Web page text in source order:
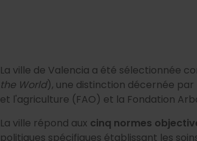
La ville de Valencia a été sélectionnée
the World), une distinction décernée
et l'agriculture (FAO) et la Fondation
La ville répond aux cinq normes
politiques spécifiques établissant les